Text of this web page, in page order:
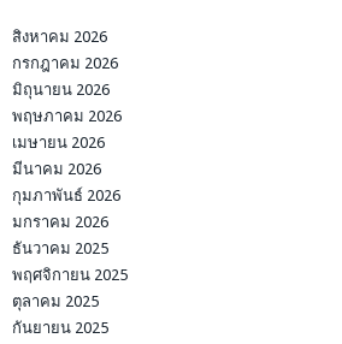
สิงหาคม 2026
กรกฎาคม 2026
มิถุนายน 2026
พฤษภาคม 2026
เมษายน 2026
มีนาคม 2026
กุมภาพันธ์ 2026
มกราคม 2026
ธันวาคม 2025
พฤศจิกายน 2025
ตุลาคม 2025
กันยายน 2025